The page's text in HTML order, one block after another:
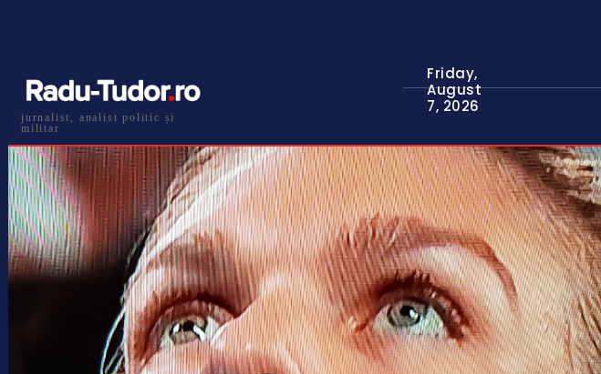
jurnalist, analist politic și
militar
Friday,
August
7, 2026